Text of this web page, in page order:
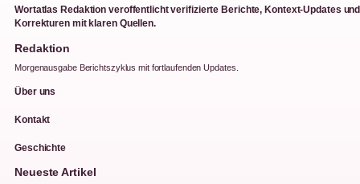
Wortatlas Redaktion veroffentlicht verifizierte Berichte, Kontext-Updates und
Korrekturen mit klaren Quellen.
Redaktion
Morgenausgabe Berichtszyklus mit fortlaufenden Updates.
Über uns
Kontakt
Geschichte
Neueste Artikel